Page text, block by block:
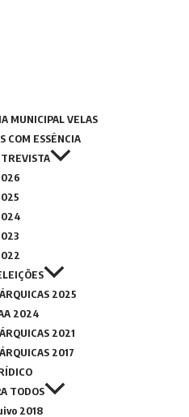
MUNICIPAL VELAS
COM ESSÊNCIA
2025
2024
2021
2017
TODOS
2018